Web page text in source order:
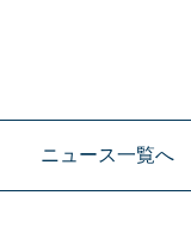
ニュース一覧へ